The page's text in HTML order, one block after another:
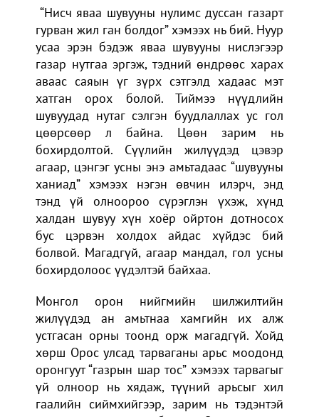
“Нисч яваа шувууны нулимс дуссан газарт
гурван жил ган болдог” хэмээх нь бий. Нуур
усаа эрэн бэдэж яваа шувууны нислэгээр
газар нутгаа эргэж, тэдний өндрөөс харах
аваас саяын үг зүрх сэтгэлд хадаас мэт
хатган орох болой. Тиймээ нүүдлийн
шувуудад нутаг сэлгэн буудлаллах ус гол
цөөрсөөр л байна. Цөөн зарим нь
бохирдолтой. Сүүлийн жилүүдэд цэвэр
агаар, цэнгэг усны энэ амьтадаас “шувууны
ханиад” хэмээх нэгэн өвчин илэрч, энд
тэнд үй олноороо сүрэглэн үхэж, хүнд
халдан шувуу хүн хоёр ойртон дотносох
бус цэрвэн холдох айдас хүйдэс бий
болвой. Магадгүй, агаар мандал, гол усны
бохирдолоос үүдэлтэй байхаа.
Монгол орон нийгмийн шилжилтийн
жилүүдэд ан амьтнаа хамгийн их алж
устгасан орны тоонд орж магадгүй. Хойд
хөрш Орос улсад тарваганы арьс моодонд
оронгуут “газрын шар тос” хэмээх тарвагыг
үй олноор нь хядаж, түүний арьсыг хил
гаалийн сиймхийгээр, зарим нь тэдэнтэй